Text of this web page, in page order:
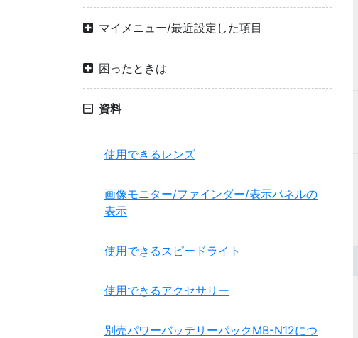
マイメニュー/最近設定した項目
困ったときは
資料
使用できるレンズ
画像モニター/ファインダー/表示パネルの
表示
使用できるスピードライト
使用できるアクセサリー
別売パワーバッテリーパックMB-N12につ